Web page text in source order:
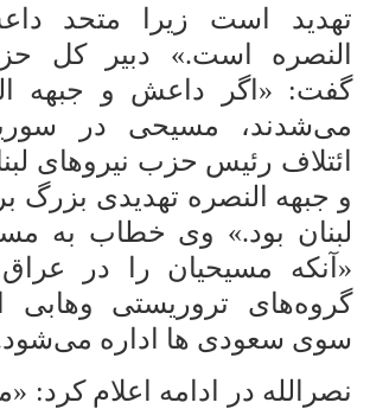
تهدید است زیرا متحد
النصره است.» دبیر کل
گفت: «اگر داعش و جبهه
می‌شدند، مسیحی در
ائتلاف رئیس حزب نیروهای
و جبهه النصره تهدیدی بزرگ
لبنان بود.» وی خطاب به
«آنکه مسیحیان را در عراق
گروه‌های تروریستی
سوی سعودی ها اداره
نصرالله در ادامه اعلام کرد: